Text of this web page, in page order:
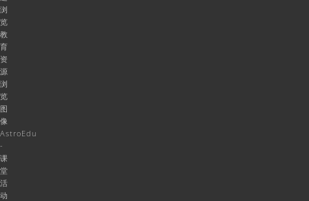
浏
览
教
育
资
源
浏
览
图
像
AstroEdu
-
课
堂
活
动